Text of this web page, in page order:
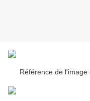
Référence de